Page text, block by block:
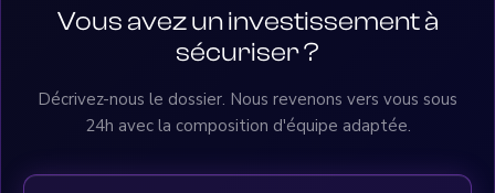
Vous avez un investissement à
sécuriser ?
Décrivez-nous le dossier. Nous revenons vers vous sous
24h avec la composition d'équipe adaptée.